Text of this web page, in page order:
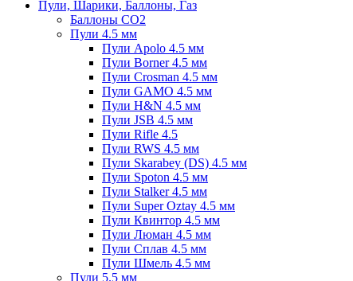
Пули, Шарики, Баллоны, Газ
Баллоны CO2
Пули 4.5 мм
Пули Apolo 4.5 мм
Пули Borner 4.5 мм
Пули Crosman 4.5 мм
Пули GAMO 4.5 мм
Пули H&N 4.5 мм
Пули JSB 4.5 мм
Пули Rifle 4.5
Пули RWS 4.5 мм
Пули Skarabey (DS) 4.5 мм
Пули Spoton 4.5 мм
Пули Stalker 4.5 мм
Пули Super Oztay 4.5 мм
Пули Квинтор 4.5 мм
Пули Люман 4.5 мм
Пули Сплав 4.5 мм
Пули Шмель 4.5 мм
Пули 5.5 мм